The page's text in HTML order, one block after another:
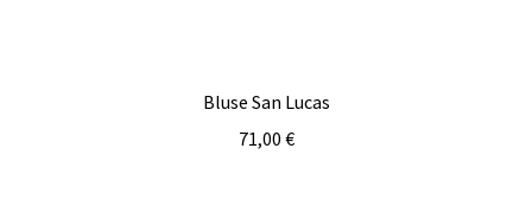
Bluse San Lucas
71,00 €